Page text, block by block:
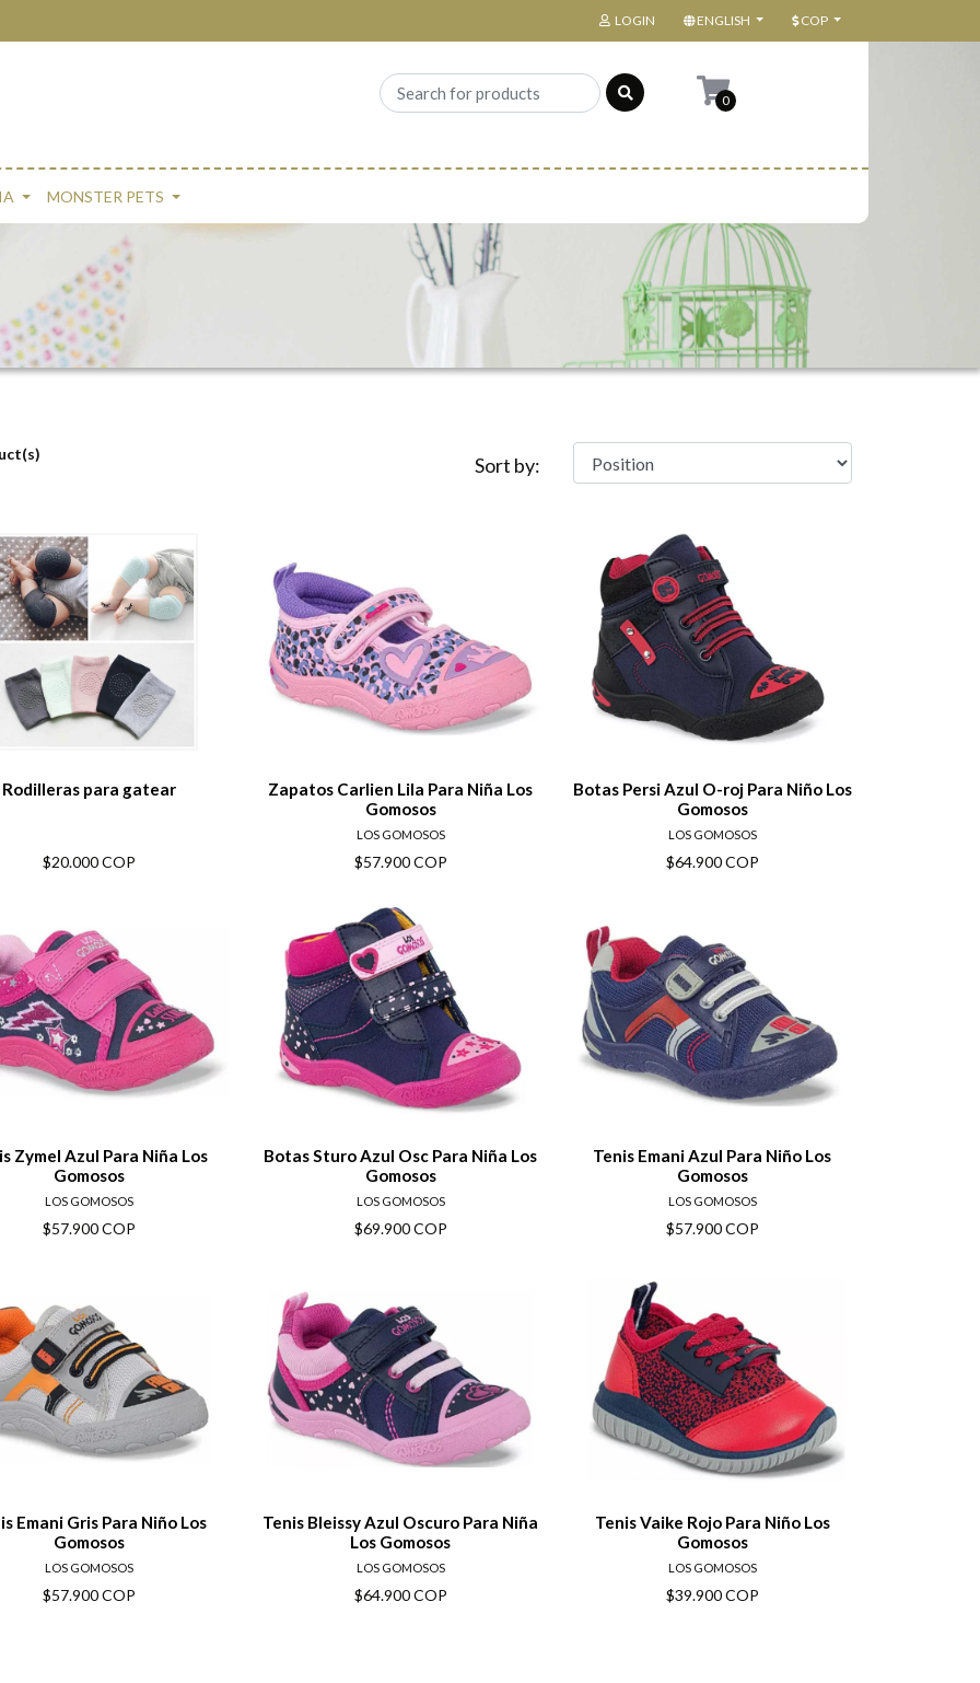
LOGIN ENGLISH COP
0
MONSTER PETS
Sort by:
Rodilleras para gatear
View details
$20.000 COP
Zapatos Carlien Lila Para Niña Los
Gomosos
LOS GOMOSOS
View details
$57.900 COP
Botas Persi Azul O-roj Para Niño Los
Gomosos
LOS GOMOSOS
View details
$64.900 COP
Zymel Azul Para Niña Los
Gomosos
LOS GOMOSOS
View details
$57.900 COP
Botas Sturo Azul Osc Para Niña Los
Gomosos
LOS GOMOSOS
View details
$69.900 COP
Tenis Emani Azul Para Niño Los
Gomosos
LOS GOMOSOS
View details
$57.900 COP
Emani Gris Para Niño Los
Gomosos
LOS GOMOSOS
View details
$57.900 COP
Tenis Bleissy Azul Oscuro Para Niña
Los Gomosos
LOS GOMOSOS
View details
$64.900 COP
Tenis Vaike Rojo Para Niño Los
Gomosos
LOS GOMOSOS
View details
$39.900 COP